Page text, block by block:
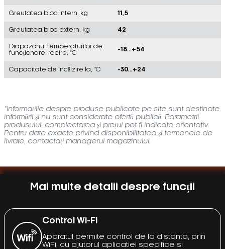
Greutatea bloc intern, kg 11,5
Greutatea bloc extern, kg 42
Diapazonul temperaturilor de
funcționare, racire, °C
-18...+54
Capacitate de încălzire la, °C -30...+24
*Informațiile despre produse publicate pe site sunt destinate
informării și nu sunt considerate ofertă publică. Parametrii
produsului, complectarea și prețul pot fi indicate orientativ.
Pentru date exacte privind disponibilitatea și termenele de
livrare, contactați managerul magazinului.
Mai multe detalii despre funcții
Control Wi-Fi
Aparatul permite control de la distanta, prin
WiFi, cu ajutorul aplicatiei specifice si